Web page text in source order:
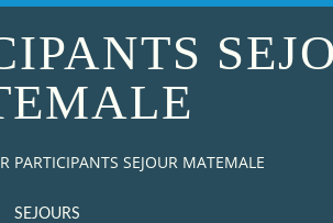
PARTICIPANTS SEJOUR MATEMALE
SEJOURS